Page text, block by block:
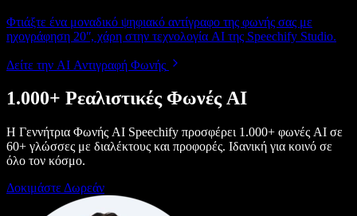
Φτιάξτε ένα μοναδικό ψηφιακό αντίγραφο της φωνής σας με
ηχογράφηση 20ʺ, χάρη στην τεχνολογία AI της Speechify Studio.
Δείτε την AI Αντιγραφή Φωνής
1.000+ Ρεαλιστικές Φωνές AI
Η Γεννήτρια Φωνής AI Speechify προσφέρει 1.000+ φωνές AI σε
60+ γλώσσες με διαλέκτους και προφορές. Ιδανική για κοινό σε
όλο τον κόσμο.
Δοκιμάστε Δωρεάν